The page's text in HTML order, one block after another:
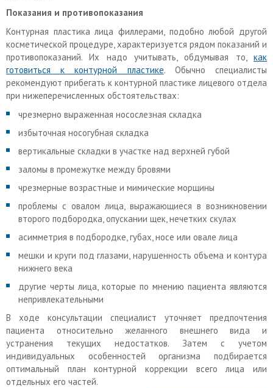
Показания и противопоказания
Контурная пластика лица филлерами, подобно любой другой
косметической процедуре, характеризуется рядом показаний и
противопоказаний. Их надо учитывать, обдумывая то, как
готовиться к контурной пластике. Обычно специалисты
рекомендуют прибегать к контурной пластике лицевого отдела
при нижеперечисленных обстоятельствах:
чрезмерно выраженная носослезная складка
избыточная носогубная складка
вертикальные складки в участке над верхней губой
заломы в промежутке между бровями
чрезмерные возрастные и мимические морщины
проблемы с овалом лица, выражающиеся в возникновении
второго подбородка, опускании щек, нечетких скулах
асимметрия в подбородке, губах, носе или овале лица
мешки и круги под глазами, нарушенность объема и контура
нижнего века
другие черты лица, которые по мнению пациента являются
непривлекательными
В ходе консультации специалист уточняет предпочтения
пациента относительно желанного внешнего вида и
устранения текущих недостатков. Затем с учетом
индивидуальных особенностей организма подбирается
оптимальный план контурной коррекции всего лица или
отдельных его частей.